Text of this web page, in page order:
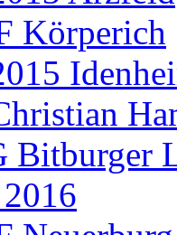
Körperich
Bitburger